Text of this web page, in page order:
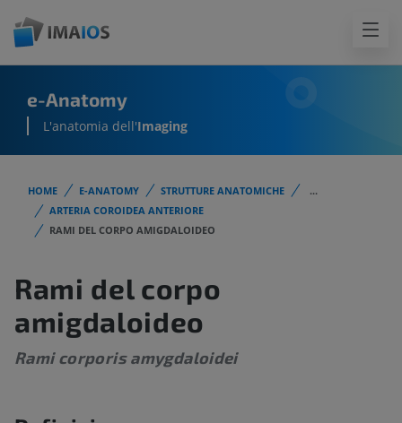
e-Anatomy
L'anatomia dell'Imaging
HOME E-ANATOMY STRUTTURE ANATOMICHE
...
ARTERIA COROIDEA ANTERIORE
RAMI DEL CORPO AMIGDALOIDEO
Rami del corpo
amigdaloideo
Rami corporis amygdaloidei